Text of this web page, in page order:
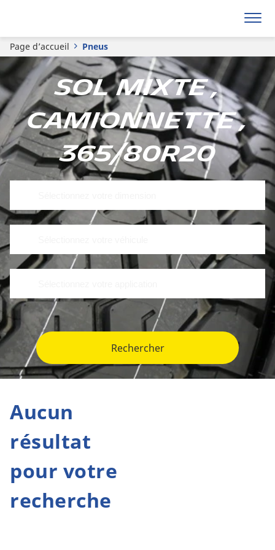
Page d’accueil Pneus
Sol mixte ,
Camionnette ,
365/80R20
Rechercher
Aucun
résultat
pour votre
recherche